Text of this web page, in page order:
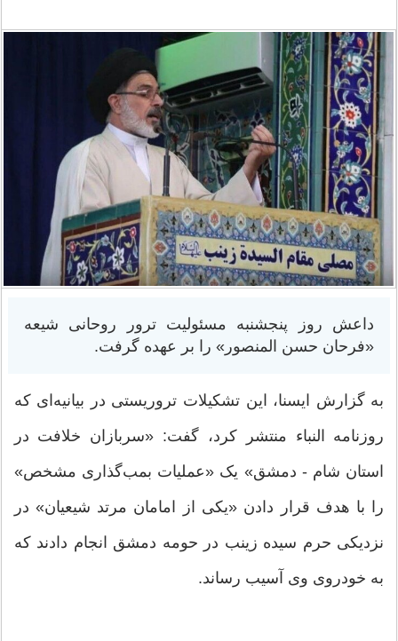
داعش روز پنجشنبه مسئولیت ترور روحانی شیعه
«فرحان حسن المنصور» را بر عهده گرفت.
به گزارش ایسنا،‌ این تشکیلات تروریستی در بیانیه‌ای که
روزنامه النباء منتشر کرد، گفت: «سربازان خلافت در
استان شام - دمشق» یک «عملیات بمب‌گذاری مشخص»
را با هدف قرار دادن «یکی از امامان مرتد شیعیان» در
نزدیکی حرم سیده زینب در حومه دمشق انجام دادند که
به خودروی وی آسیب رساند.